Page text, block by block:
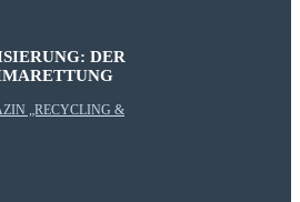
DER
„RECYCLING &